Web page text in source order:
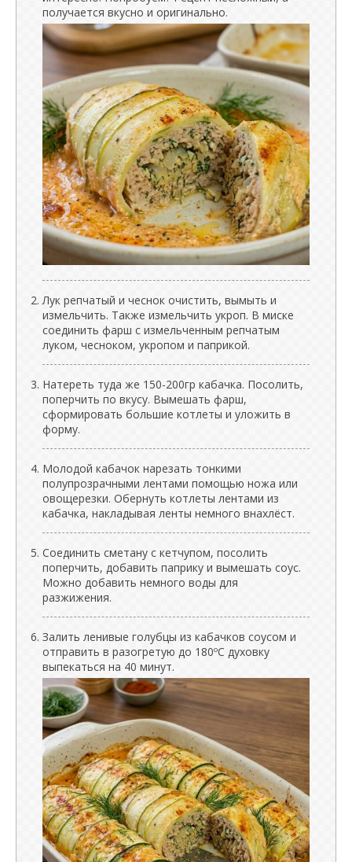
получается вкусно и оригинально.
Лук репчатый и чеснок очистить, вымыть и
измельчить. Также измельчить укроп. В миске
соединить фарш с измельченным репчатым
луком, чесноком, укропом и паприкой.
Натереть туда же 150-200гр кабачка. Посолить,
поперчить по вкусу. Вымешать фарш,
сформировать большие котлеты и уложить в
форму.
Молодой кабачок нарезать тонкими
полупрозрачными лентами помощью ножа или
овощерезки. Обернуть котлеты лентами из
кабачка, накладывая ленты немного внахлёст.
Соединить сметану с кетчупом, посолить
поперчить, добавить паприку и вымешать соус.
Можно добавить немного воды для
разжижения.
Залить ленивые голубцы из кабачков соусом и
отправить в разогретую до 180ºC духовку
выпекаться на 40 минут.